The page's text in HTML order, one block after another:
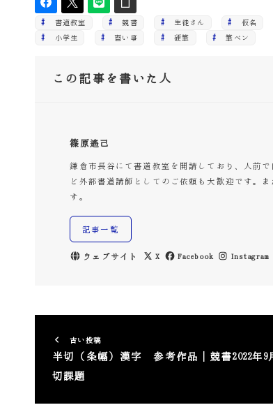
書道教室 競書 生徒さん 仮名
小学生 習い事 硬筆 筆ペン
この記事を書いた人
篠原遙己
鎌倉市長谷にて書道教室を開講しており、人前
ど外部書道講師としてのご依頼も大歓迎です。
す。
記事一覧
ウェブサイト X Facebook Instagram
古い投稿
半切（条幅）漢字 参考作品｜競書2022年9
切課題